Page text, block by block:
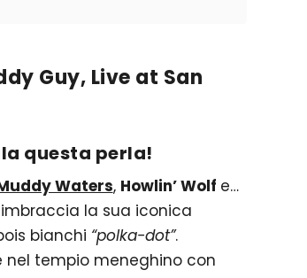
Guy, Live at San
questa perla!
Waters, Howlin’ Wolf e…
la sua iconica
bianchi “polka-dot”.
nel tempio meneghino con